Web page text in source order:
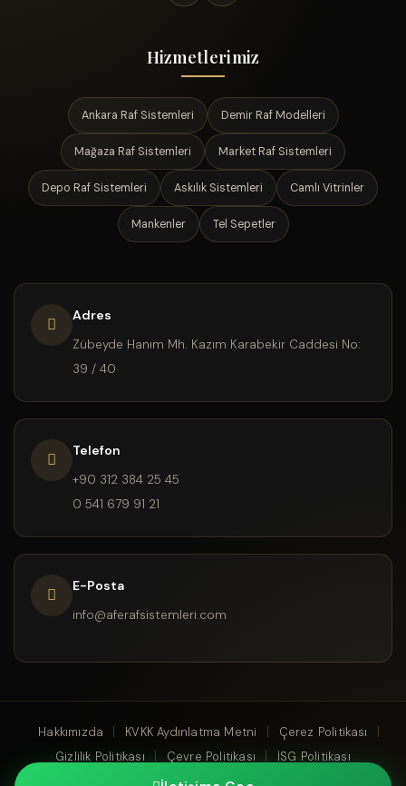
Hizmetlerimiz
Ankara Raf Sistemleri Demir Raf Modelleri
Mağaza Raf Sistemleri Market Raf Sistemleri
Depo Raf Sistemleri Askılık Sistemleri Camlı Vitrinler
Mankenler Tel Sepetler
Adres
Zübeyde Hanım Mh. Kazım Karabekir Caddesi No:
39 / 40
Telefon
+90 312 384 25 45
0 541 679 91 21
E-Posta
info@aferafsistemleri.com
Hakkımızda KVKK Aydınlatma Metni
Çerez Politikası
Gizlilik Politikası
Çevre Politikası İSG Politikası
© AFE RAF SİSTEMLERİ 1990 - 2026 Tüm Hakları Saklıdır. |